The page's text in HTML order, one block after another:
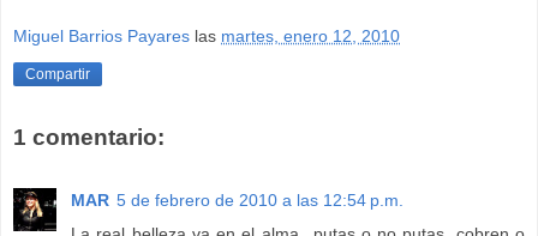
Miguel Barrios Payares las martes, enero 12, 2010
Compartir
1 comentario:
MAR 5 de febrero de 2010 a las 12:54 p.m.